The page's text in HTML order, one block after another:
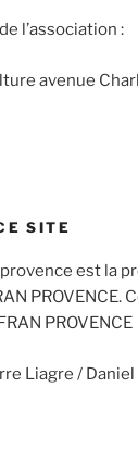
l’association :
avenue
SITE
est la
PROVENCE.
PROVENCE
Liagre /